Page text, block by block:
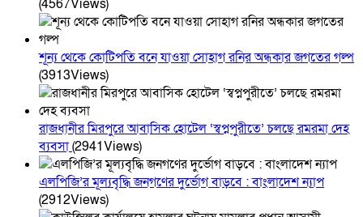
(4567Views)
শূন্য থেকে কোটিপতি বনে যাওয়া সোহাগ রনির অন্ধকার জগতের গল্প
(3913Views)
রাজধানীর মিরপুরে আবাসিক হোটেল ‘স্বপ্নপুরীতে’ চলছে রমরমা দেহ
ব্যবসা(2941Views)
এলপিজি’র মূল্যবৃদ্ধি জনগণের দুর্ভোগ বাড়বে : বাংলাদেশ ন্যাপ
(2912Views)